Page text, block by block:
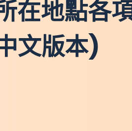
在地點各
文版本)